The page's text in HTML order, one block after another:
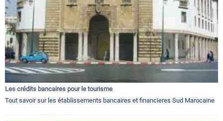
Les crédits bancaires pour le tourisme
Tout savoir sur les établissements bancaires et financieres Sud Marocaine